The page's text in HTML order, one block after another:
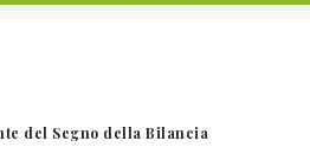
del Segno della Bilancia